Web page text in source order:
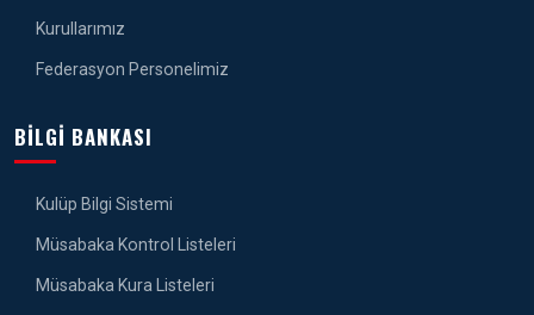
Kurullarımız
Federasyon Personelimiz
BILGI BANKASI
Kulüp Bilgi Sistemi
Müsabaka Kontrol Listeleri
Müsabaka Kura Listeleri